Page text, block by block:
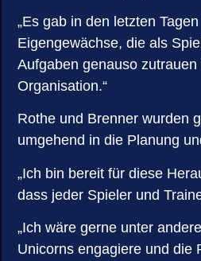
„Es gab in den letzten
Eigengewächse, die als
Aufgaben genauso
Organisation.“
Rothe und Brenner wurden
umgehend in die Planung
„Ich bin bereit für diese
dass jeder Spieler und
„Ich wäre gerne unter
Unicorns engagiere und die